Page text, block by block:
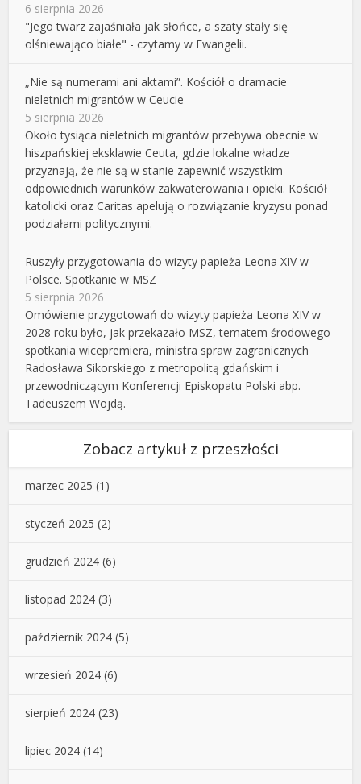
6 sierpnia 2026
"Jego twarz zajaśniała jak słońce, a szaty stały się
olśniewająco białe" - czytamy w Ewangelii.
„Nie są numerami ani aktami”. Kościół o dramacie
nieletnich migrantów w Ceucie
5 sierpnia 2026
Około tysiąca nieletnich migrantów przebywa obecnie w
hiszpańskiej eksklawie Ceuta, gdzie lokalne władze
przyznają, że nie są w stanie zapewnić wszystkim
odpowiednich warunków zakwaterowania i opieki. Kościół
katolicki oraz Caritas apelują o rozwiązanie kryzysu ponad
podziałami politycznymi.
Ruszyły przygotowania do wizyty papieża Leona XIV w
Polsce. Spotkanie w MSZ
5 sierpnia 2026
Omówienie przygotowań do wizyty papieża Leona XIV w
2028 roku było, jak przekazało MSZ, tematem środowego
spotkania wicepremiera, ministra spraw zagranicznych
Radosława Sikorskiego z metropolitą gdańskim i
przewodniczącym Konferencji Episkopatu Polski abp.
Tadeuszem Wojdą.
Zobacz artykuł z przeszłości
marzec 2025 (1)
styczeń 2025 (2)
grudzień 2024 (6)
listopad 2024 (3)
październik 2024 (5)
wrzesień 2024 (6)
sierpień 2024 (23)
lipiec 2024 (14)